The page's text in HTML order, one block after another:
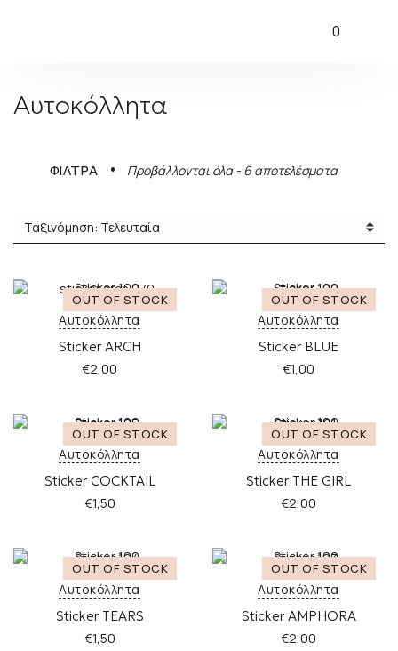
0
Αυτοκόλλητα
ΦΙΛΤΡΑ Προβάλλονται όλα - 6 αποτελέσματαSorted
Αυτοκόλλητα
Sticker ARCH
€2,00
Αυτοκόλλητα
Sticker BLUE
€1,00
Αυτοκόλλητα
Sticker COCKTAIL
€1,50
Αυτοκόλλητα
Sticker THE GIRL
€2,00
Αυτοκόλλητα
Sticker TEARS
€1,50
Αυτοκόλλητα
Sticker AMPHORA
€2,00